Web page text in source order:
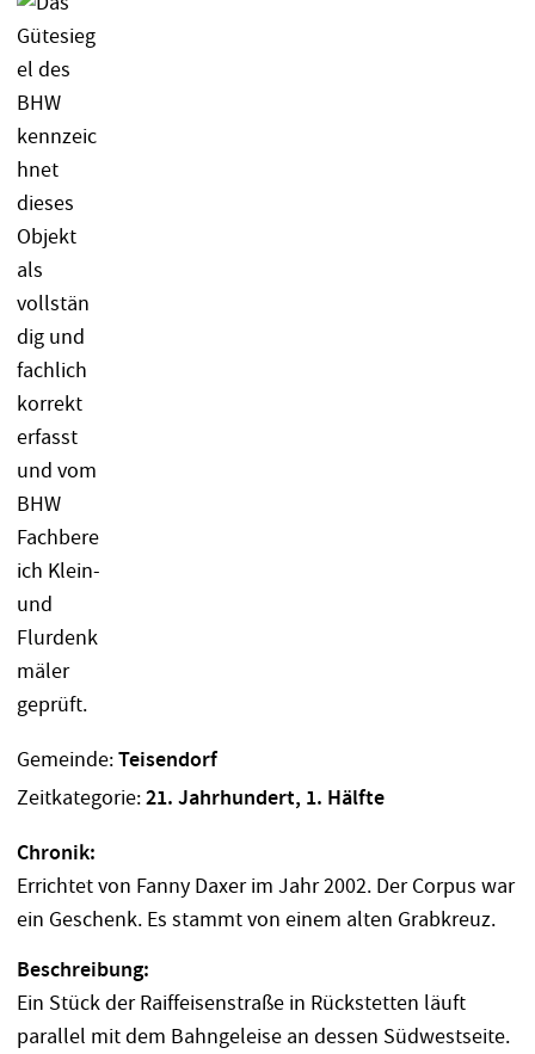
Gemeinde:Teisendorf
Zeitkategorie:21. Jahrhundert, 1. Hälfte
Chronik:
Errichtet von Fanny Daxer im Jahr 2002. Der Corpus war
ein Geschenk. Es stammt von einem alten Grabkreuz.
Beschreibung:
Ein Stück der Raiffeisenstraße in Rückstetten läuft
parallel mit dem Bahngeleise an dessen Südwestseite.